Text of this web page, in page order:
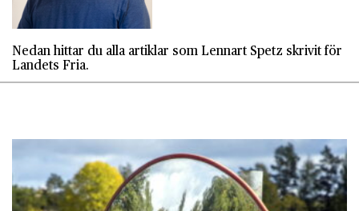
Nedan hittar du alla artiklar som Lennart Spetz skrivit för
Landets Fria.